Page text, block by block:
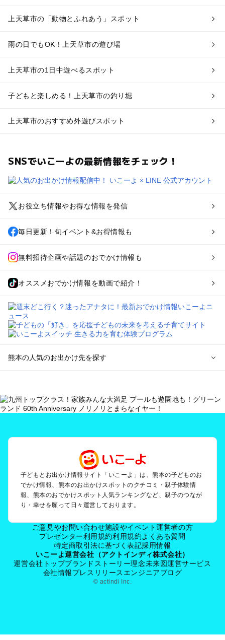
上天草市の「動物とふれあう」スポット
雨の日でもOK！上天草市の遊び場
上天草市の1日中遊べるスポット
子どもと楽しめる！上天草市の釣り堀
上天草市のおすすめ外遊びスポット
SNSでいこーよの最新情報をチェック！
お役立ち情報やお得な情報を発信
毎日更新！旬イベント&お得情報も
無料招待企画や話題のおでかけ情報も
オススメおでかけ情報を動画で紹介！
熊本の人気のお出かけ先を探す
を探す
熊本市周辺のプールお出かけ
天草のプールお出かけ
人吉・球磨のプールお出かけ
八代・水俣・湯の児のプールお出かけ
黒川・杖立のプールお出かけ
熊本の定番お出かけスポット
熊本の動物園
熊本のバーベキュー
熊本の牧場
熊本のプール
熊本の親子で体験するお出かけスポット
子どもとお出かけ情報サイト「いこーよ」は、熊本の子どものお
でかけ情報、熊本のお出かけスポットのクチコミ・親子体験情
報、熊本のおでかけスポット人気ランキングなど、親子のつなが
り・幸せを願って日々運営しております。
ご意見やお問い合わせ施設やイベント運営者の方
プレゼンター利用規約利用規約よくある質問
特定商取引法に基づく表記採用情報
いこーよ運営会社（アクトインディ株式会社）
運営会社トップブランドストーリー理念未来図運営サービス
会社情報プレスリリース エンジニアブログ
© actindi Inc.